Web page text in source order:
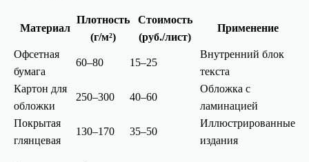
Материал
Плотность
(г/м²)
Стоимость
(руб./лист)
Применение
Офсетная
бумага
60–80 15–25
Внутренний блок
текста
Картон для
обложки
250–300 40–60
Обложка с
ламинацией
Покрытая
глянцевая
130–170 35–50
Иллюстрированные
издания